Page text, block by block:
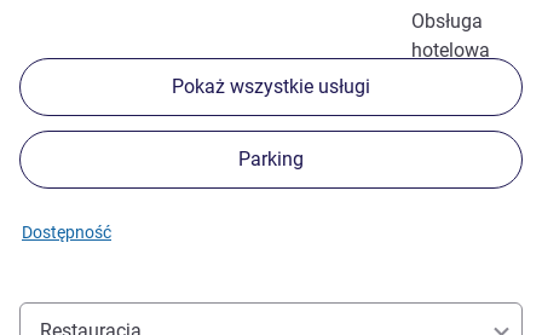
Obsługa
hotelowa
Pokaż wszystkie usługi
Parking
Dostępność